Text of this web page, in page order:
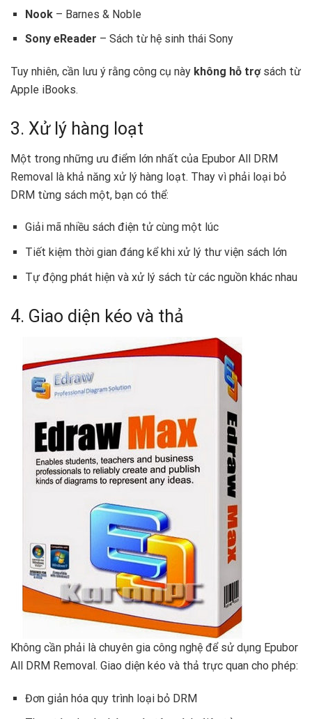
Nook– Barnes & Noble
Sony eReader – Sách từ hệ sinh thái Sony
Tuy nhiên, cần lưu ý rằng công cụ này không hỗ trợsách từ
Apple iBooks.
3. Xử lý hàng loạt
Một trong những ưu điểm lớn nhất của Epubor All DRM
Removal là khả năng xử lý hàng loạt. Thay vì phải loại bỏ
DRM từng sách một, bạn có thể:
Giải mã nhiều sách điện tử cùng một lúc
Tiết kiệm thời gian đáng kể khi xử lý thư viện sách lớn
Tự động phát hiện và xử lý sách từ các nguồn khác nhau
4. Giao diện kéo và thả
Không cần phải là chuyên gia công nghệ để sử dụng Epubor
All DRM Removal. Giao diện kéo và thả trực quan cho phép:
Đơn giản hóa quy trình loại bỏ DRM